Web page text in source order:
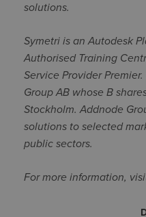
solutions.
Symetri is an Autodesk
Authorised Training
Service Provider
Group AB whose B
Stockholm. Addnode
solutions to selected
public sectors.
For more information,